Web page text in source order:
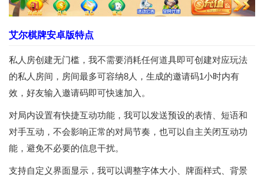
艾尔棋牌安卓版特点
私人房创建无门槛，我不需要消耗任何道具即可创建对应玩法
的私人房间，房间最多可容纳8人，生成的邀请码1小时内有
效，好友输入邀请码即可快速加入。
对局内设置有快捷互动功能，我可以发送预设的表情、短语和
对手互动，不会影响正常的对局节奏，也可以自主关闭互动功
能，避免不必要的信息干扰。
支持自定义界面显示，我可以调整字体大小、牌面样式、背景